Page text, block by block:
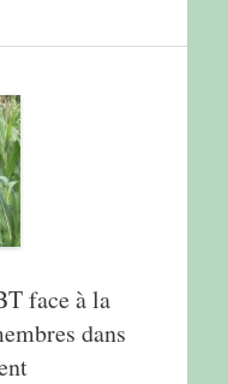
face à la
dans